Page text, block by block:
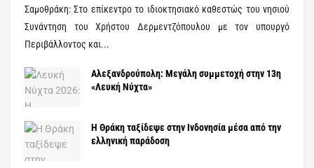
Σαμοθράκη: Στο επίκεντρο το ιδιοκτησιακό καθεστώς του νησιού
Συνάντηση του Χρήστου Δερμεντζόπουλου με τον υπουργό
Περιβάλλοντος και...
Αλεξανδρούπολη: Μεγάλη συμμετοχή στην 13η
«Λευκή Νύχτα»
Η Θράκη ταξίδεψε στην Ινδονησία μέσα από την
ελληνική παράδοση